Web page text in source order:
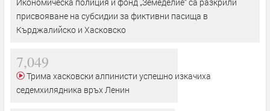
присвояване на субсидии за фиктивни пасища в
Кърджалийско и Хасковско
7,049
седемхилядника връх Ленин